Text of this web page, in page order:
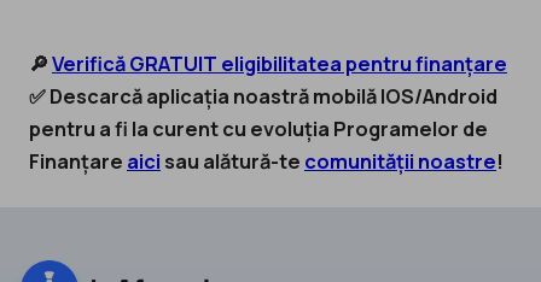
🔎Verifică GRATUIT eligibilitatea pentru finanțare
✅ Descarcă aplicația noastră mobilă IOS/Android
pentru a fi la curent cu evoluția Programelor de
Finanțare aici sau alătură-te comunității noastre!